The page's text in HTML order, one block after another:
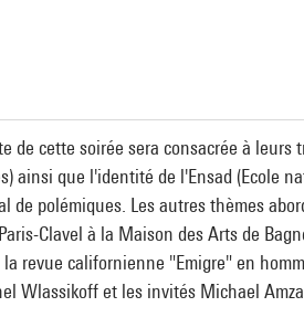
cette soirée sera consacrée à leurs
ainsi que l'identité de l'Ensad (Ecole
polémiques. Les autres thèmes
Clavel à la Maison des Arts de
revue californienne "Emigre" en
Wlassikoff et les invités Michael